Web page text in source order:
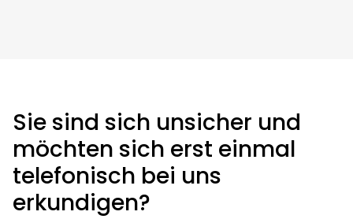
Sie sind sich unsicher und
möchten sich erst einmal
telefonisch bei uns
erkundigen?